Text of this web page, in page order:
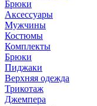
Брюки
Аксессуары
Мужчины
Костюмы
Комплекты
Брюки
Пиджаки
Верхняя одежда
Трикотаж
Джемпера